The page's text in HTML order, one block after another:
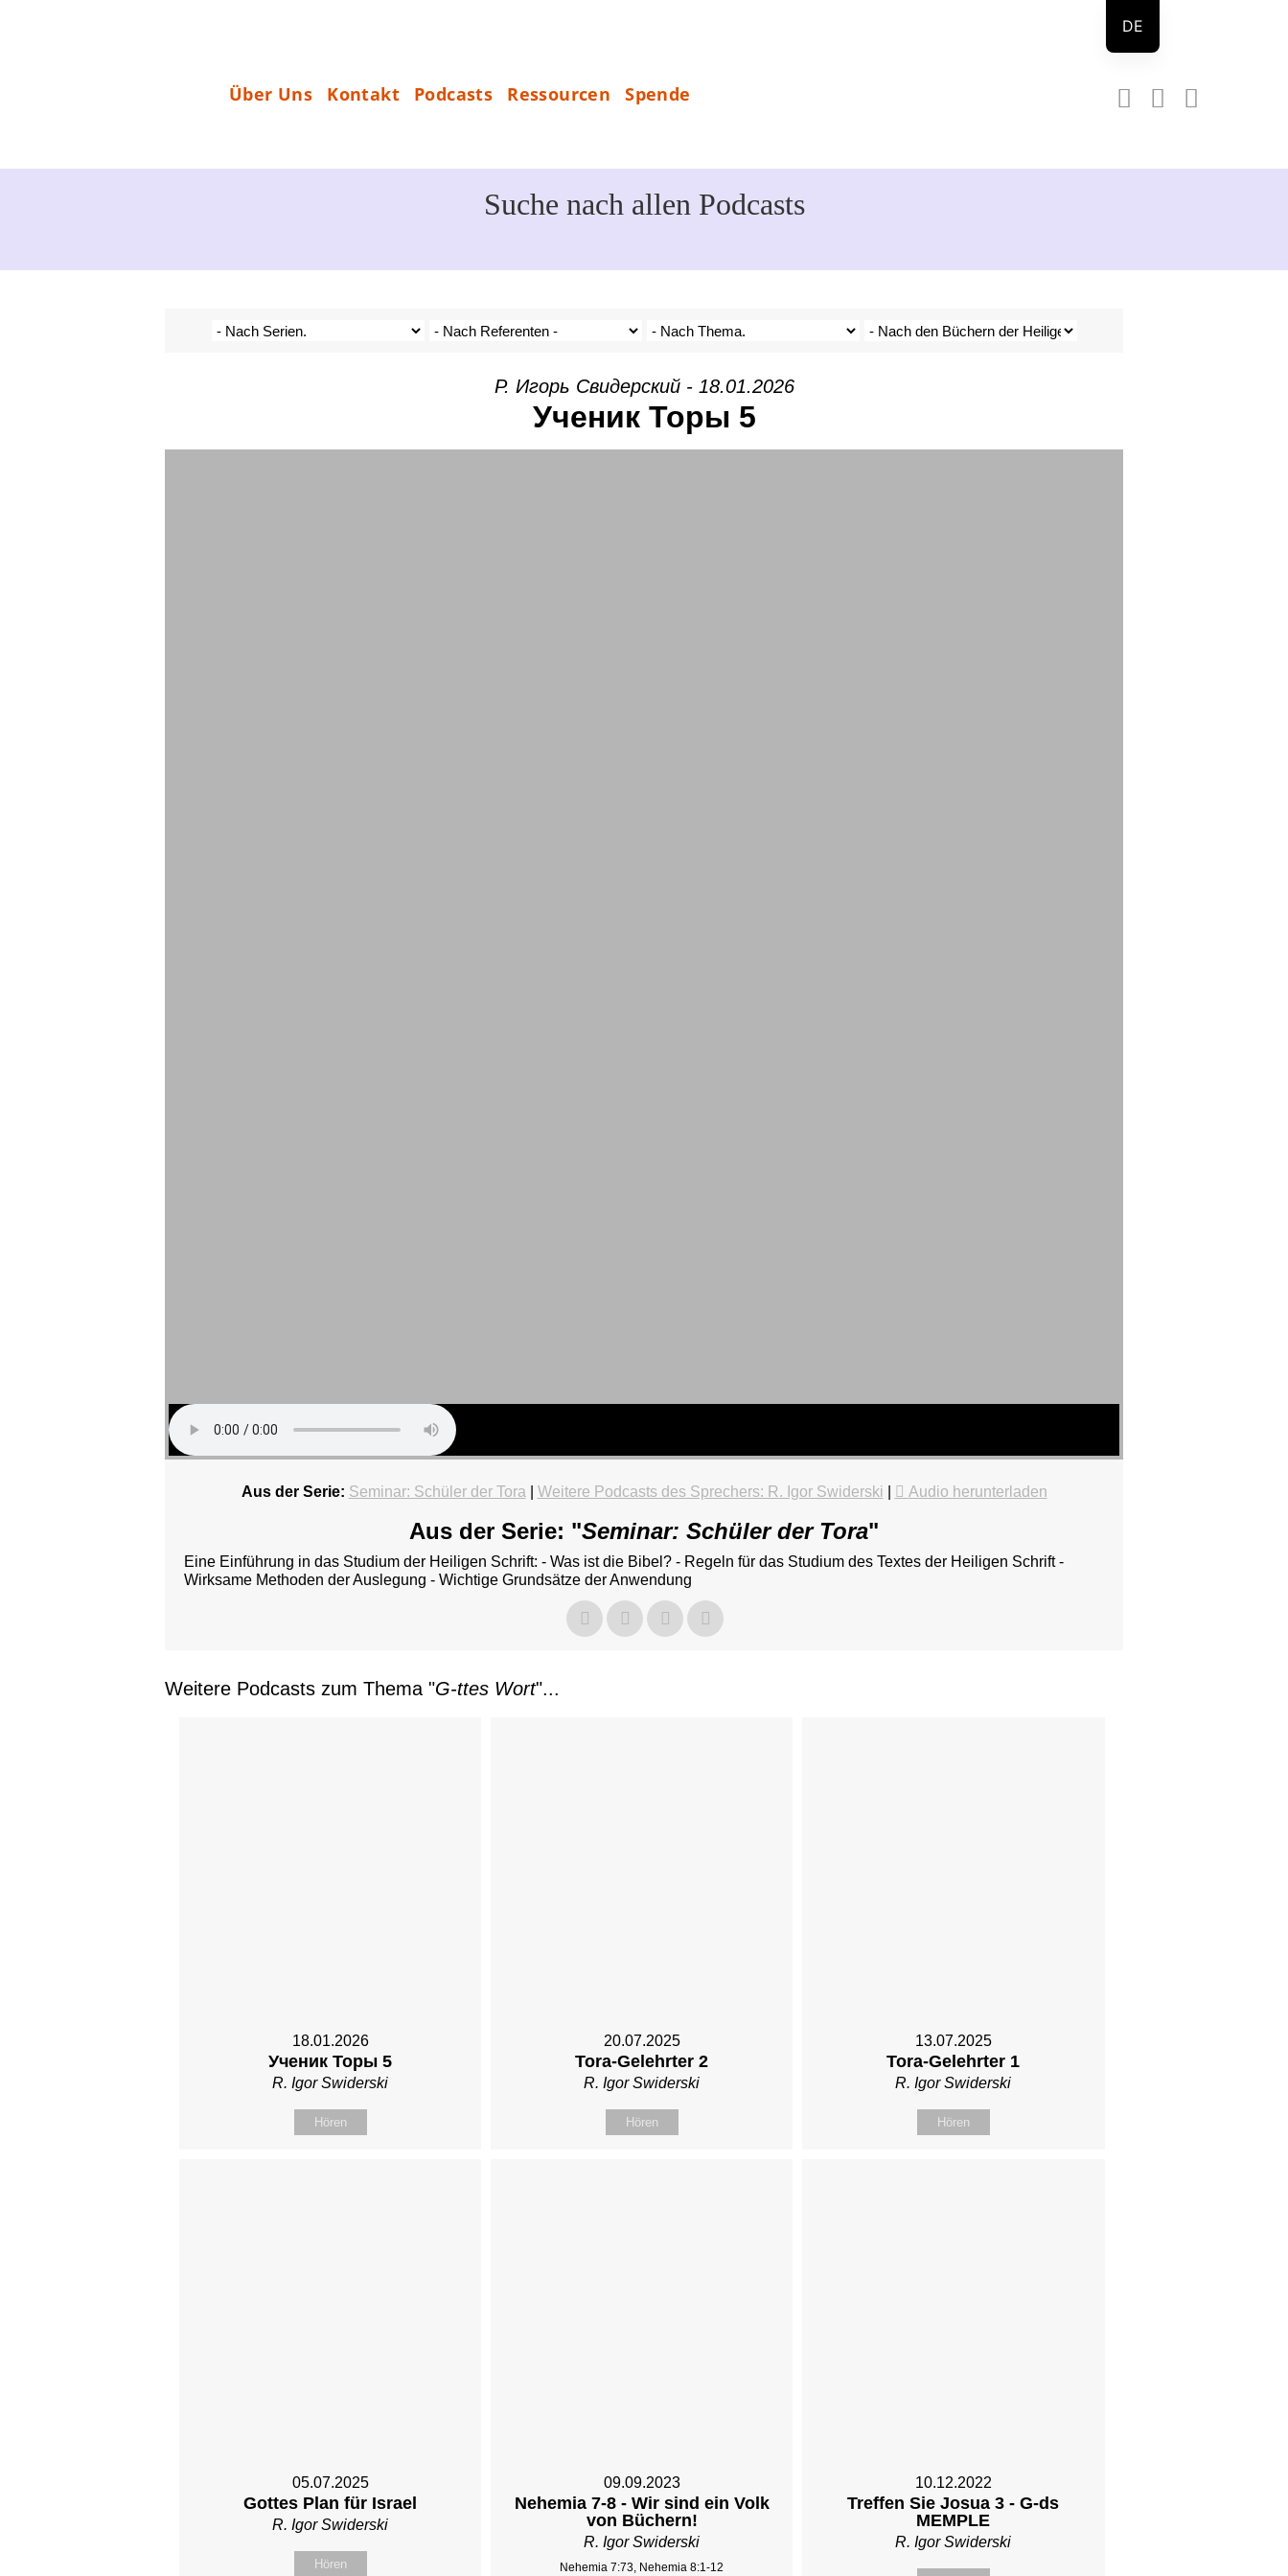
T
Über Uns Kontakt Podcasts Ressourcen Spende
D
Suche nach allen Podcasts
Р. Игорь Свидерский - 18.01.2026
Ученик Торы 5
Aus der Serie: Seminar: Schüler der Tora Weitere Podcasts des Sprechers: R. Igor Swiderski Audio herunterladen
Aus der Serie: "Seminar: Schüler der Tora"
Eine Einführung in das Studium der Heiligen Schrift: - Was ist die Bibel? - Regeln für das Studium des Textes der Heiligen Schrift -
Wirksame Methoden der Auslegung - Wichtige Grundsätze der Anwendung
Weitere Podcasts zum Thema "G-ttes Wort"...
18.01.2026
Ученик Торы 5
R. Igor Swiderski
Hören
20.07.2025
Tora-Gelehrter 2
R. Igor Swiderski
Hören
13.07.2025
Tora-Gelehrter 1
R. Igor Swiderski
Hören
05.07.2025
Gottes Plan für Israel
R. Igor Swiderski
Hören
09.09.2023
Nehemia 7-8 - Wir sind ein Volk
von Büchern!
R. Igor Swiderski
Nehemia 7:73, Nehemia 8:1-12
10.12.2022
Treffen Sie Josua 3 - G-ds
MEMPLE
R. Igor Swiderski
DE
EN
RU